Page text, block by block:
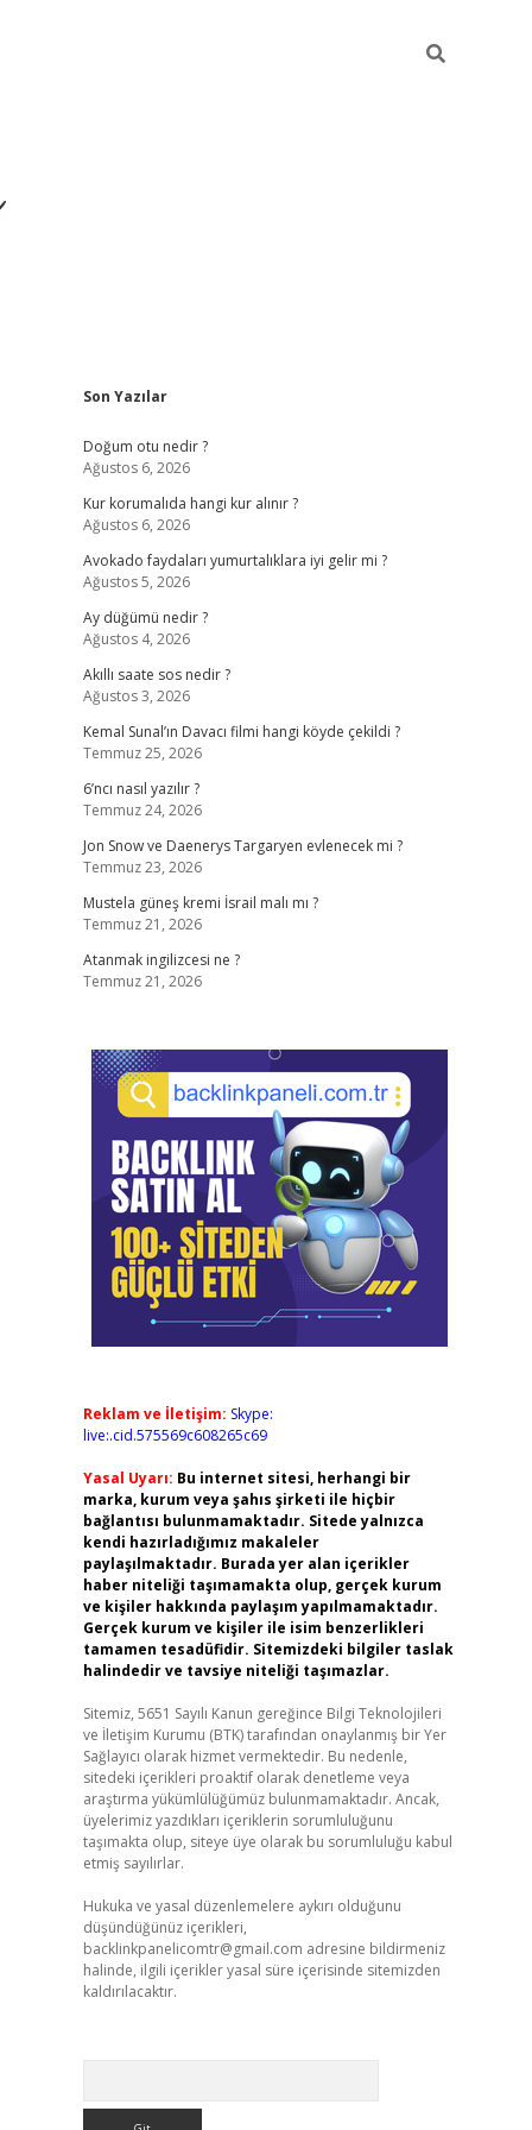
Sidebar
Son Yazılar
Doğum otu nedir ?
Ağustos 6, 2026
Kur korumalıda hangi kur alınır ?
Ağustos 6, 2026
Avokado faydaları yumurtalıklara iyi gelir mi ?
Ağustos 5, 2026
Ay düğümü nedir ?
Ağustos 4, 2026
Akıllı saate sos nedir ?
Ağustos 3, 2026
Kemal Sunal’ın Davacı filmi hangi köyde çekildi ?
Temmuz 25, 2026
6’ncı nasıl yazılır ?
Temmuz 24, 2026
Jon Snow ve Daenerys Targaryen evlenecek mi ?
Temmuz 23, 2026
Mustela güneş kremi İsrail malı mı ?
Temmuz 21, 2026
Atanmak ingilizcesi ne ?
Temmuz 21, 2026
Reklam ve İletişim: Skype:
live:.cid.575569c608265c69
Yasal Uyarı: Bu internet sitesi, herhangi bir
marka, kurum veya şahıs şirketi ile hiçbir
bağlantısı bulunmamaktadır. Sitede yalnızca
kendi hazırladığımız makaleler
paylaşılmaktadır. Burada yer alan içerikler
haber niteliği taşımamakta olup, gerçek kurum
ve kişiler hakkında paylaşım yapılmamaktadır.
Gerçek kurum ve kişiler ile isim benzerlikleri
tamamen tesadüfidir. Sitemizdeki bilgiler taslak
halindedir ve tavsiye niteliği taşımazlar.
Sitemiz, 5651 Sayılı Kanun gereğince Bilgi Teknolojileri
ve İletişim Kurumu (BTK) tarafından onaylanmış bir Yer
Sağlayıcı olarak hizmet vermektedir. Bu nedenle,
sitedeki içerikleri proaktif olarak denetleme veya
araştırma yükümlülüğümüz bulunmamaktadır. Ancak,
üyelerimiz yazdıkları içeriklerin sorumluluğunu
taşımakta olup, siteye üye olarak bu sorumluluğu kabul
etmiş sayılırlar.
Hukuka ve yasal düzenlemelere aykırı olduğunu
düşündüğünüz içerikleri,
backlinkpanelicomtr@gmail.com adresine bildirmeniz
halinde, ilgili içerikler yasal süre içerisinde sitemizden
kaldırılacaktır.
betcivdcasino giriş